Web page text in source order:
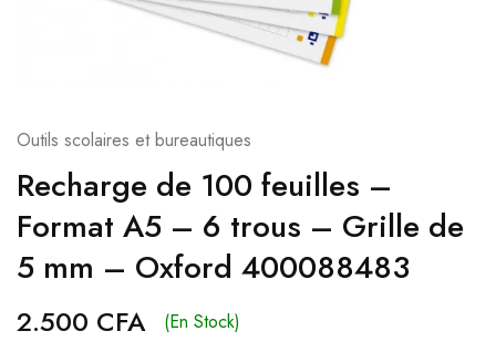
Outils scolaires et bureautiques
Recharge de 100 feuilles –
Format A5 – 6 trous – Grille de
5 mm – Oxford 400088483
2.500 CFA (En Stock)